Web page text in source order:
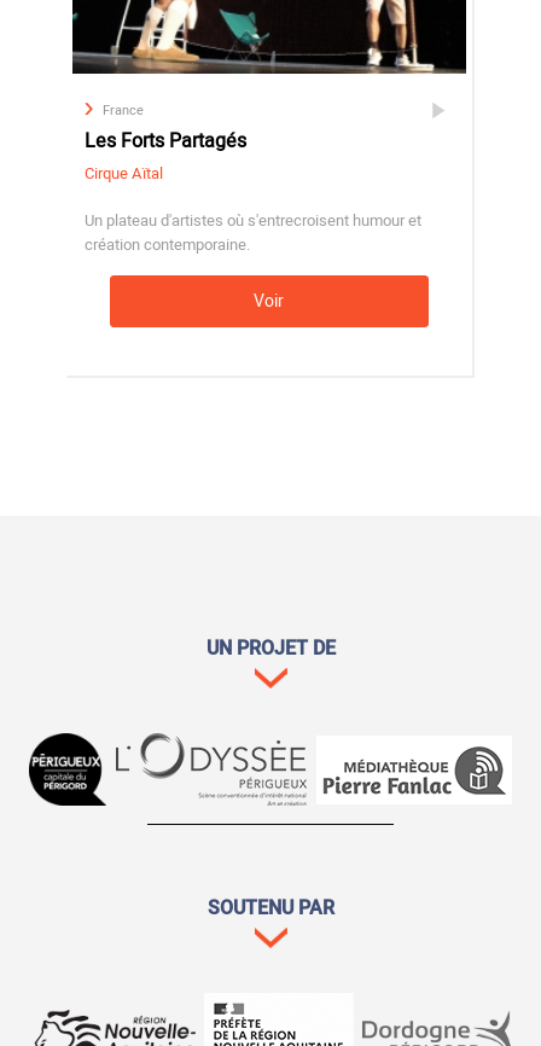
France
Les Forts Partagés
Cirque Aïtal
Un plateau d'artistes où s'entrecroisent humour et
création contemporaine.
Voir
UN PROJET DE
SOUTENU PAR